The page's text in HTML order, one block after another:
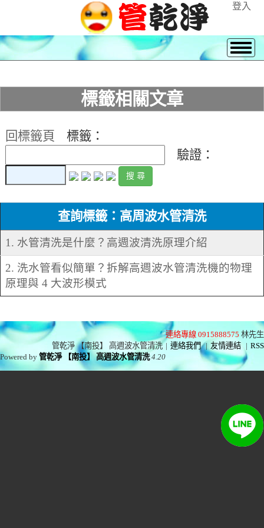
登入
標籤相關文章
回標籤頁
標籤：
驗證：
查詢標籤：高周波水管清洗
1. 水管清洗是什麼？高週波清洗原理介紹
2. 洗水管看似簡單？拆解高週波水管清洗機的物理
原理與 4 大波形模式
連絡專線 0915888575 林先生
管乾淨 【南投】 高週波水管清洗 | 連絡我們 | 友情連結 | RSS
Powered by管乾淨 【南投】 高週波水管清洗 4.20